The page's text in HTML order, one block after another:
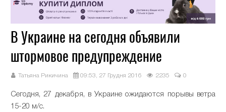
В Украине на сегодня объявили
штормовое предупреждение
Татьяна Рикичина 09:53, 27 Грудня 2016 2235 0
Сегодня, 27 декабря, в Украине ожидаются порывы ветра
15-20 м/с.